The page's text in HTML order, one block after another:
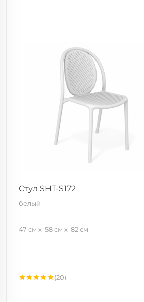
Стул SHT-S172
белый
47 см 58 см 82 см
(20)